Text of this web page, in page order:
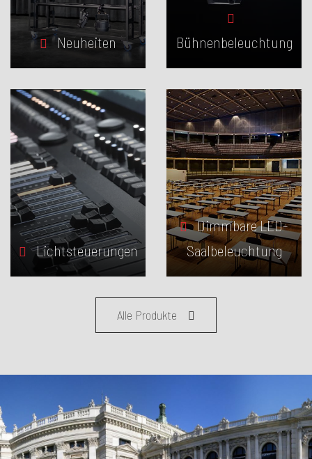
Neuheiten Bühnenbeleuchtung
Lichtsteuerungen
Dimmbare LED-
Saalbeleuchtung
Alle Produkte